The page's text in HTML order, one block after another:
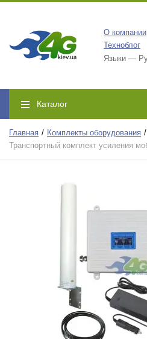
О компании
Техноблог
Языки —
Каталог
Главная Комплекты оборудования
Транспортный комплект усиления